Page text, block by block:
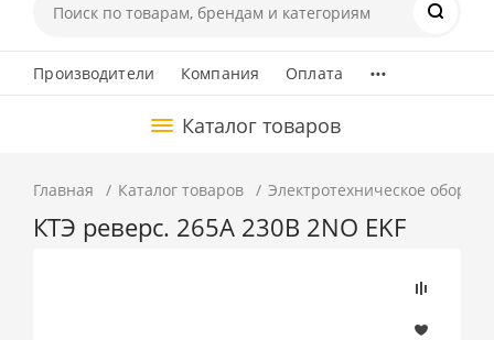
Производители Компания Оплата ...
Каталог товаров
Главная Каталог товаров Электротехническое
КТЭ реверс. 265А 230В 2NO EKF